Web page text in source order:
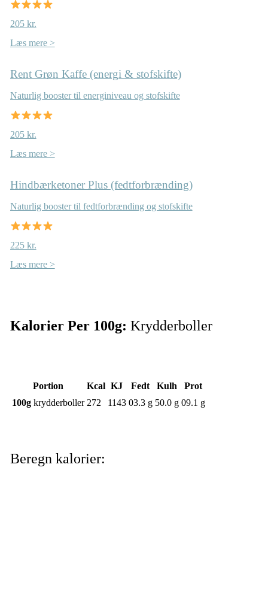
205 kr.
Læs mere >
Rent Grøn Kaffe (energi & stofskifte)
Naturlig booster til energiniveau og stofskifte
205 kr.
Læs mere >
Hindbærketoner Plus (fedtforbrænding)
Naturlig booster til fedtforbrænding og stofskifte
225 kr.
Læs mere >
Kalorier Per 100g: Krydderboller
Portion Kcal KJ Fedt Kulh
Prot
100gkrydderboller 272 1143 03.3 g 50.0 g 09.1 g
Beregn kalorier: